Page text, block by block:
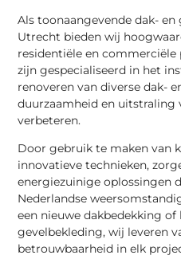
Als toonaangevende dak-
Utrecht bieden wij
residentiële en commerciële
zijn gespecialiseerd in het
renoveren van diverse dak-
duurzaamheid en uitstraling
verbeteren.
Door gebruik te maken van
innovatieve technieken,
energiezuinige oplossingen
Nederlandse
een nieuwe dakbedekking
gevelbekleding, wij leveren
betrouwbaarheid in elk